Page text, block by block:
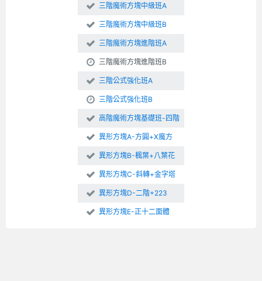
三階魔術方塊中級班A
三階魔術方塊中級班B
三階魔術方塊進階班A
三階魔術方塊進階班B
三階公式強化班A
三階公式強化班B
高階魔術方塊基礎班-四階
異形方塊A-方圓+X魔方
異形方塊B-楓葉+八葉花
異形方塊C-斜轉+金字塔
異形方塊D-二階+223
異形方塊E-正十二面體